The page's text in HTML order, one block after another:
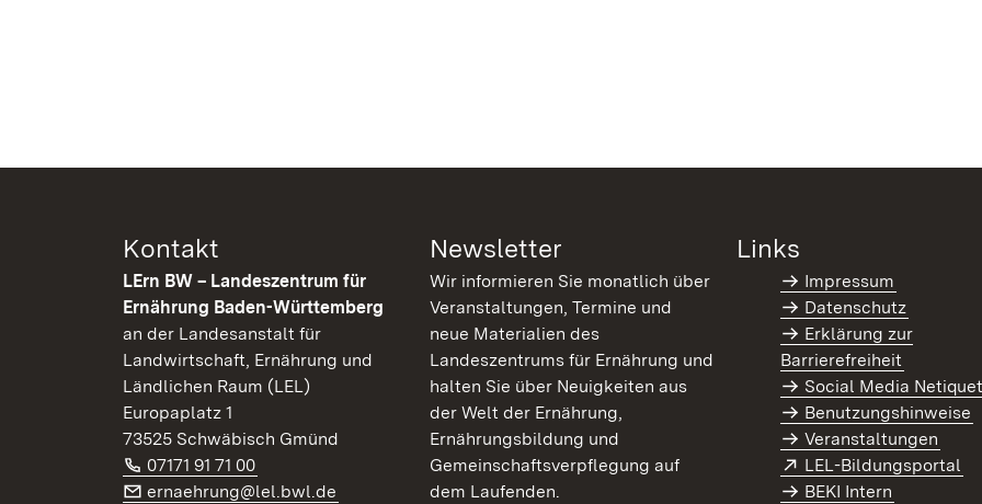
Kontakt
LErn BW – Landeszentrum für
Ernährung Baden-Württemberg
an der Landesanstalt für
Landwirtschaft, Ernährung und
Ländlichen Raum (LEL)
Europaplatz 1
73525 Schwäbisch Gmünd
Telefon:
07171 91 71 00 (Öffnet in neuem Fenster)
E-Mail:
ernaehrung@lel.bwl.de (Öffnet in neuem Fenster)
Newsletter
Wir informieren Sie monatlich über
Veranstaltungen, Termine und
neue Materialien des
Landeszentrums für Ernährung und
halten Sie über Neuigkeiten aus
der Welt der Ernährung,
Ernährungsbildung und
Gemeinschaftsverpflegung auf
dem Laufenden.
Links
Impressum
Datenschutz
Erklärung zur
Barrierefreiheit
Social Media
Benutzungshinweise
Veranstaltungen
Extern:
LEL-Bildungsportal
BEKI Intern